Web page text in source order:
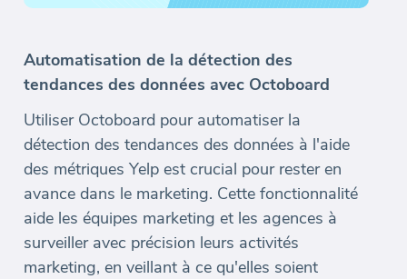
Automatisation de la détection des
tendances des données avec Octoboard
Utiliser Octoboard pour automatiser la
détection des tendances des données à l'aide
des métriques Yelp est crucial pour rester en
avance dans le marketing. Cette fonctionnalité
aide les équipes marketing et les agences à
surveiller avec précision leurs activités
marketing, en veillant à ce qu'elles soient